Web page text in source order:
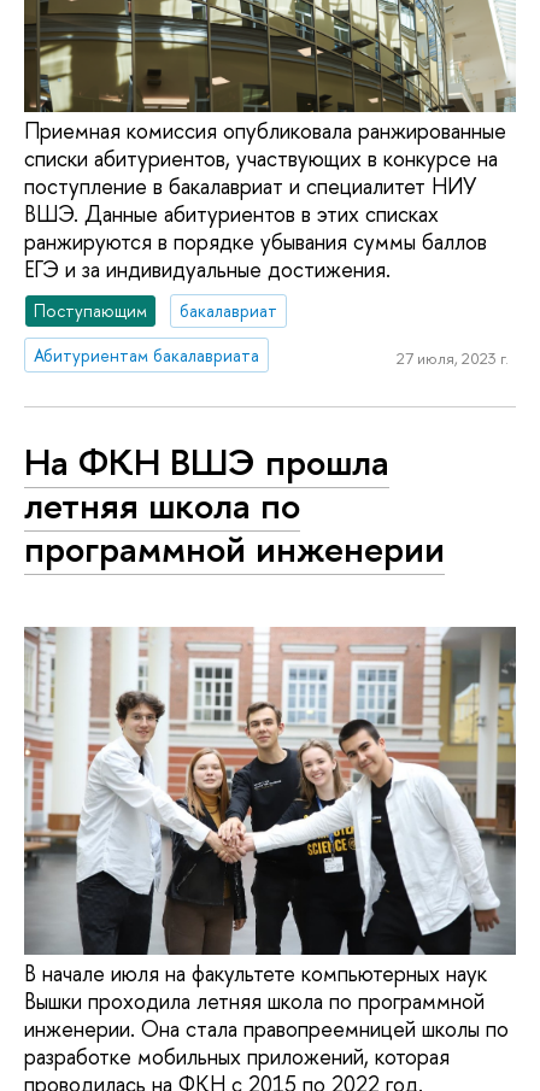
Приемная комиссия опубликовала ранжированные
списки абитуриентов, участвующих в конкурсе на
поступление в бакалавриат и специалитет НИУ
ВШЭ. Данные абитуриентов в этих списках
ранжируются в порядке убывания суммы баллов
ЕГЭ и за индивидуальные достижения.
Поступающим
бакалавриат
Абитуриентам бакалавриата
27 июля, 2023 г.
На ФКН ВШЭ прошла
летняя школа по
программной инженерии
В начале июля на факультете компьютерных наук
Вышки проходила летняя школа по программной
инженерии. Она стала правопреемницей школы по
разработке мобильных приложений, которая
проводилась на ФКН с 2015 по 2022 год.